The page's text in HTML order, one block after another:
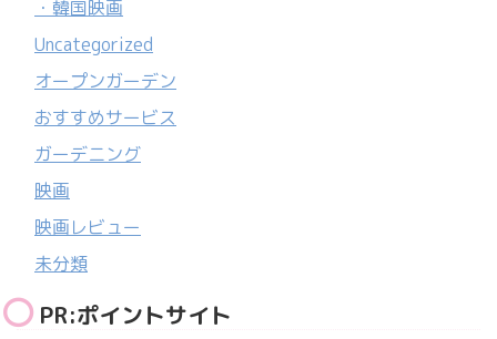
・韓国映画
Uncategorized
オープンガーデン
おすすめサービス
ガーデニング
映画
映画レビュー
未分類
PR:ポイントサイト